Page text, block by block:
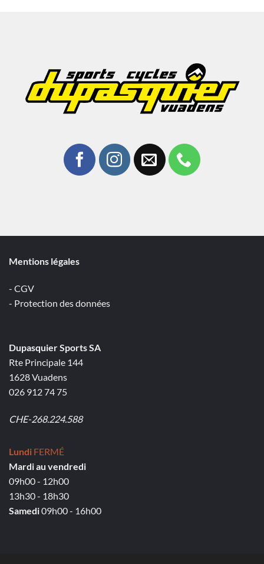
Mentions légales
- CGV
- Protection des données
Dupasquier Sports SA
Rte Principale 144
1628 Vuadens
026 912 74 75
CHE-268.224.588
Lundi FERMÉ
Mardi au vendredi
09h00 - 12h00
13h30 - 18h30
Samedi09h00 - 16h00